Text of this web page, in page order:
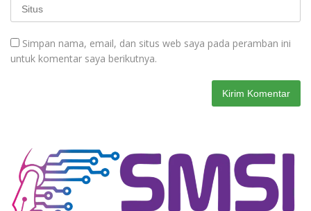
Simpan nama, email, dan situs web saya pada peramban ini
untuk komentar saya berikutnya.